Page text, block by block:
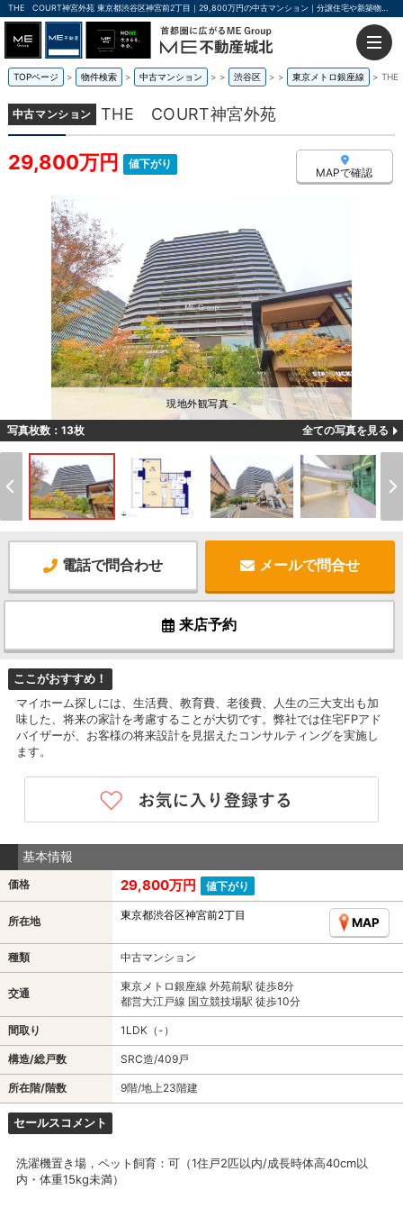
THE COURT神宮外苑 東京都渋谷区神宮前2丁目｜29,800万円の中古マンション｜分譲住宅や新築物件｜ME不動産城北
TOPページ 物件検索 中古マンション > 渋谷区 > 東京メトロ銀座線 THE
中古マンション THE COURT神宮外苑
29,800万円 値下がり
MAPで確認
現地外観写真 -
写真枚数：13枚 全ての写真を見る
電話で問合わせ メールで問合せ
来店予約
ここがおすすめ！
マイホーム探しには、生活費、教育費、老後費、人生の三大支出も加
味した、将来の家計を考慮することが大切です。弊社では住宅FPアド
バイザーが、お客様の将来設計を見据えたコンサルティングを実施し
ます。
基本情報
価格 29,800万円 値下がり
所在地 東京都渋谷区神宮前2丁目
MAP
種類 中古マンション
交通
東京メトロ銀座線 外苑前駅 徒歩8分
都営大江戸線 国立競技場駅 徒歩10分
間取り 1LDK（-）
構造/総戸数 SRC造/409戸
所在階/階数 9階/地上23階建
セールスコメント
洗濯機置き場，ペット飼育：可（1住戸2匹以内/成長時体高40cm以
内・体重15kg未満）